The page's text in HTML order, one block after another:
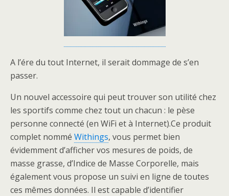
A l’ére du tout Internet, il serait dommage de s’en
passer.
Un nouvel accessoire qui peut trouver son utilité chez
les sportifs comme chez tout un chacun : le pèse
personne connecté (en WiFi et à Internet).Ce produit
complet nommé Withings, vous permet bien
évidemment d’afficher vos mesures de poids, de
masse grasse, d’Indice de Masse Corporelle, mais
également vous propose un suivi en ligne de toutes
ces mêmes données. Il est capable d’identifier